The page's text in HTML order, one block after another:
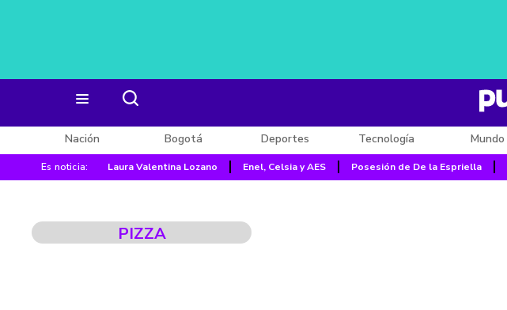
Nación Bogotá Deportes Tecnología Mundo
Es noticia: Laura Valentina Lozano Enel, Celsia y AES Posesión de De la Espriella
PIZZA